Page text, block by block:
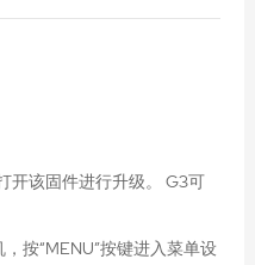
开该固件进行升级。 G3可
按“MENU”按键进入菜单设